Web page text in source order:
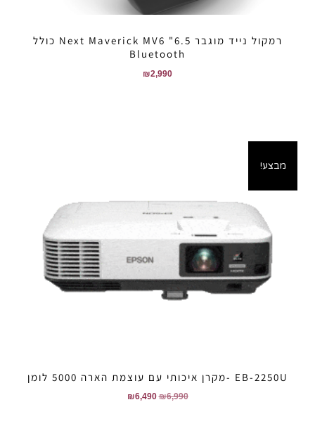
רמקול נייד מוגבר 6.5" Next Maverick MV6 כולל
Bluetooth
₪2,990
מבצע!
EB-2250U -מקרן איכותי עם עוצמת הארה 5000 לומן
₪6,990
₪6,490